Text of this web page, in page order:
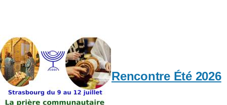
Rencontre Été 2026